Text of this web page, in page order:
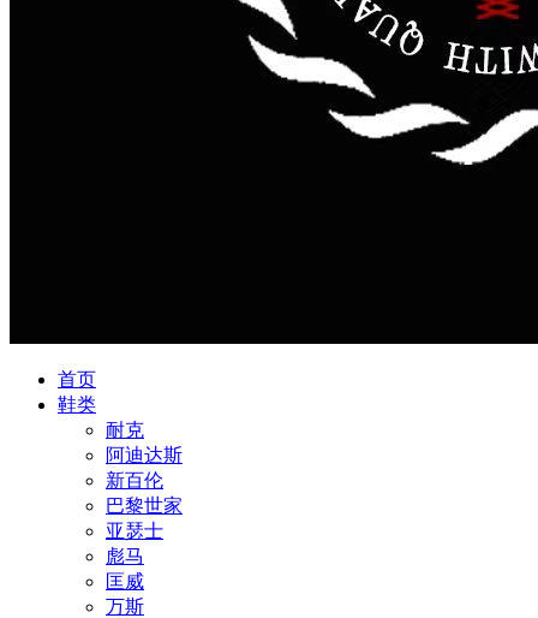
首页
鞋类
耐克
阿迪达斯
新百伦
巴黎世家
亚瑟士
彪马
匡威
万斯